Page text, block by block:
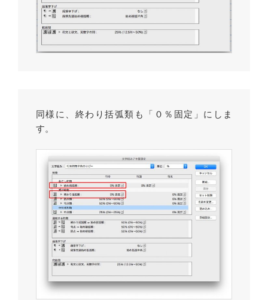
同様に、終わり括弧類も「０％固定」にしま
す。